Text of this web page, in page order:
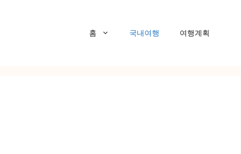
홈 국내여행 여행계획